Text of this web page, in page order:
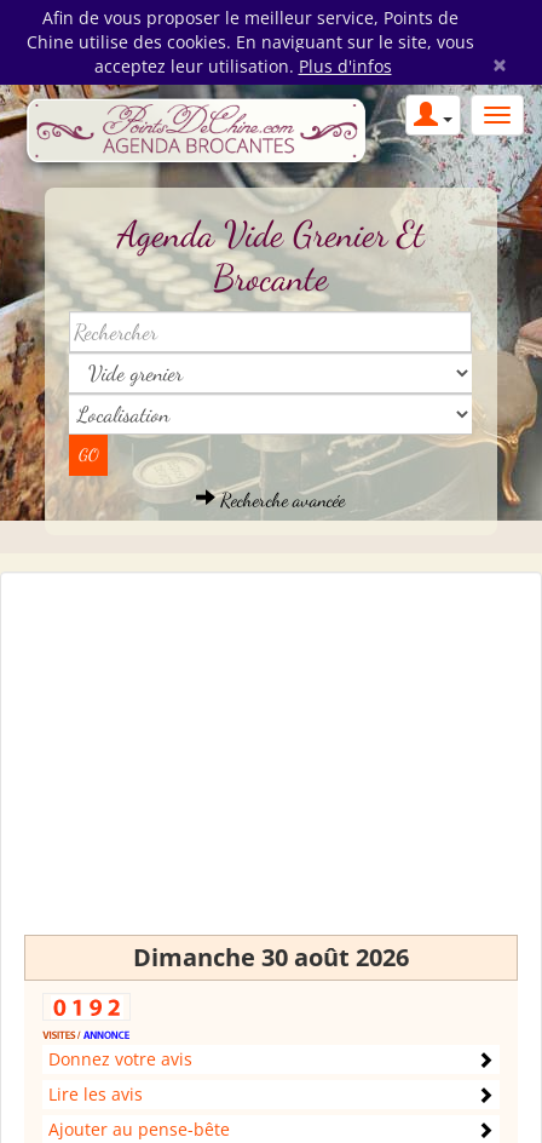
Afin de vous proposer le meilleur service, Points de
Chine utilise des cookies. En naviguant sur le site, vous
acceptez leur utilisation. Plus d'infos ×
Agenda Vide Grenier Et
Brocante
Recherche avancée
Dimanche 30 août 2026
Donnez votre avis
Lire les avis
Ajouter au pense-bête